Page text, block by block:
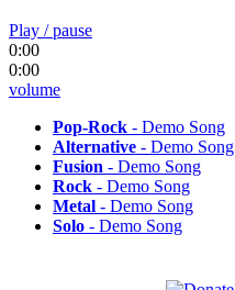
Play / pause
0:00
0:00
volume
Pop-Rock - Demo Song
Alternative - Demo Song
Fusion - Demo Song
Rock - Demo Song
Metal - Demo Song
Solo - Demo Song